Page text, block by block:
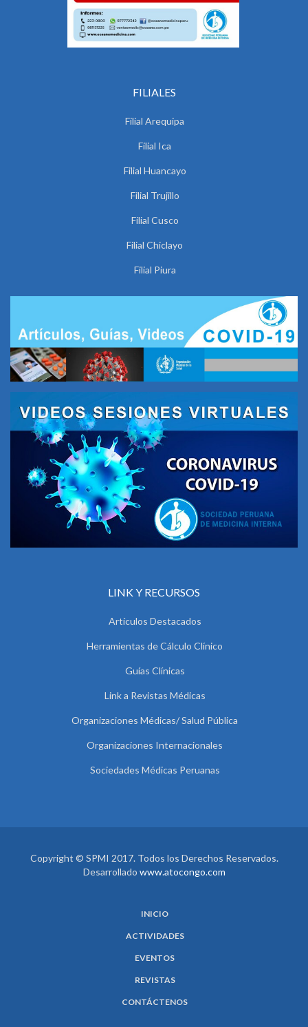
FILIALES
Filial Arequipa
Filial Ica
Filial Huancayo
Filial Trujillo
Filial Cusco
Filial Chiclayo
Filial Piura
LINK Y RECURSOS
Artículos Destacados
Herramientas de Cálculo Clínico
Guías Clínicas
Link a Revistas Médicas
Organizaciones Médicas/ Salud Pública
Organizaciones Internacionales
Sociedades Médicas Peruanas
Copyright © SPMI 2017. Todos los Derechos Reservados.
Desarrollado www.atocongo.com
INICIO
ACTIVIDADES
EVENTOS
REVISTAS
CONTÁCTENOS